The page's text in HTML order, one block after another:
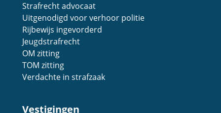
Strafrecht advocaat
Uitgenodigd voor verhoor politie
Rijbewijs ingevorderd
Jeugdstrafrecht
OM zitting
TOM zitting
Verdachte in strafzaak
Vestigingen